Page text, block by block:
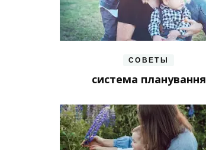
СОВЕТЫ
система планування